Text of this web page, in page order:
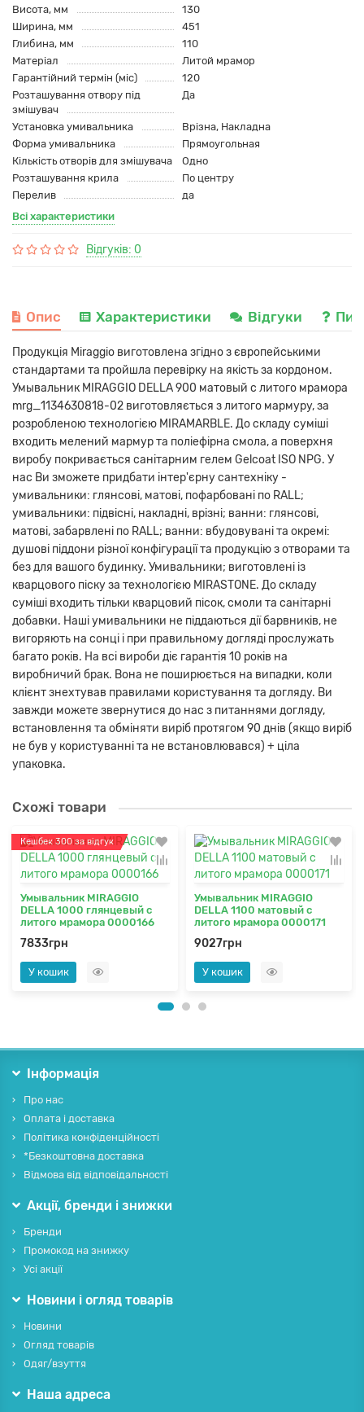
Висота, мм
130
Ширина, мм
451
Глибина, мм
110
Матеріал
Литой мрамор
Гарантійний термін (міс)
120
Розташування отвору під
змішувач
Да
Установка умивальника
Врізна, Накладна
Форма умивальника
Прямоугольная
Кількість отворів для змішувача
Одно
Розташування крила
По центру
Перелив
да
Всі характеристики
Відгуків: 0
Опис Характеристики Відгуки
Продукція Miraggio виготовлена ​​згідно з європейськими
стандартами та пройшла перевірку на якість за кордоном.
Умывальник MIRAGGIO DELLA 900 матовый с литого мрамора
mrg_1134630818-02 виготовляється з литого мармуру, за
розробленою технологією MIRAMARBLE. До складу суміші
входить мелений мармур та поліефірна смола, а поверхня
виробу покривається санітарним гелем Gelcoat ISO NPG. У
нас Ви зможете придбати інтер'єрну сантехніку -
умивальники: глянсові, матові, пофарбовані по RALL;
умивальники: підвісні, накладні, врізні; ванни: глянсові,
матові, забарвлені по RALL; ванни: вбудовувані та окремі:
душові піддони різної конфігурації та продукцію з отворами та
без для вашого будинку. Умивальники; виготовлені із
кварцового піску за технологією MIRASTONE. До складу
суміші входить тільки кварцовий пісок, смоли та санітарні
добавки. Наші умивальники не піддаються дії барвників, не
вигоряють на сонці і при правильному догляді прослужать
багато років. На всі вироби діє гарантія 10 років на
виробничий брак. Вона не поширюється на випадки, коли
клієнт знехтував правилами користування та догляду. Ви
завжди можете звернутися до нас з питаннями догляду,
встановлення та обміняти виріб протягом 90 днів (якщо виріб
не був у користуванні та не встановлювався) + ціла
упаковка.
Схожі товари
Кешбек 300 за відгук
Умывальник MIRAGGIO
DELLA 1000 глянцевый с
литого мрамора 0000166
7833грн
У кошик
Умывальник MIRAGGIO
DELLA 1100 матовый с
литого мрамора 0000171
9027грн
У кошик
Інформація
Про нас
Оплата і доставка
Політика конфіденційності
*Безкоштовна доставка
Відмова від відповідальності
Акції, бренди і знижки
Бренди
Промокод на знижку
Усі акції
Новини і огляд товарів
Новини
Огляд товарів
Одяг/взуття
Наша адреса